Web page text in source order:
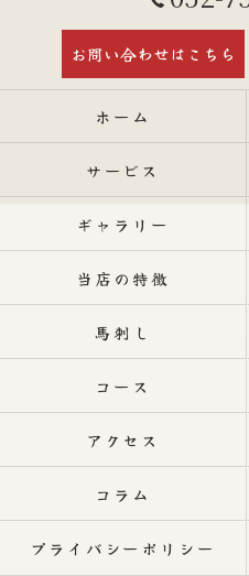
お問い合わせはこちら
ホーム
サービス
ギャラリー
当店の特徴
馬刺し
コース
アクセス
コラム
プライバシーポリシー